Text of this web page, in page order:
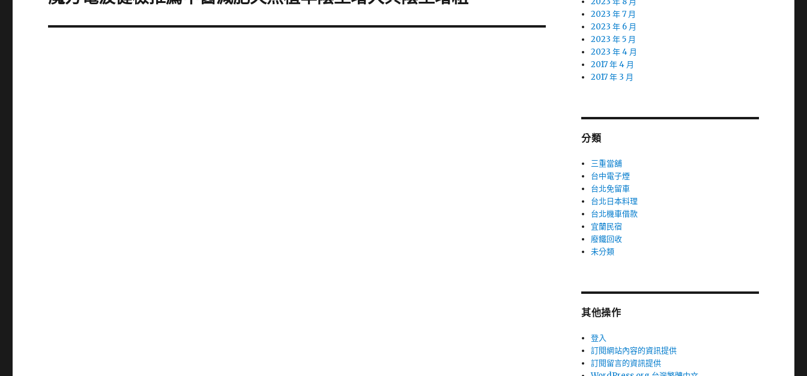
篇
2023 年 7 月
2023 年 6 月
2023 年 5 月
2023 年 4 月
2017 年 4 月
2017 年 3 月
分類
三重當舖
台中電子煙
台北免留車
台北日本料理
台北機車借款
宜蘭民宿
廢鐵回收
未分類
其他操作
登入
訂閱網站內容的資訊提供
訂閱留言的資訊提供